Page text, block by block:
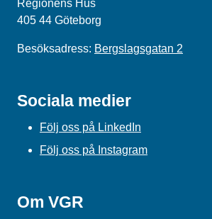
Regionens Hus
405 44 Göteborg
Besöksadress: Bergslagsgatan 2
Sociala medier
Följ oss på LinkedIn
Följ oss på Instagram
Om VGR